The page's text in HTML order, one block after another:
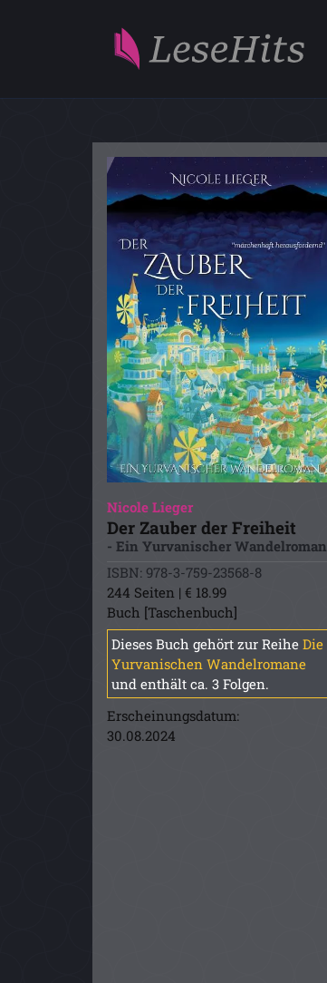
Nicole Lieger
Der Zauber der Freiheit
- Ein Yurvanischer Wandelroman
ISBN: 978-3-759-23568-8
244 Seiten | € 18.99
Buch [Taschenbuch]
Dieses Buch gehört zur Reihe Die
Yurvanischen Wandelromane
und enthält ca. 3 Folgen.
Erscheinungsdatum:
30.08.2024